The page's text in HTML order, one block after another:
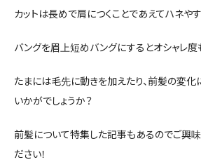
カットは長めで肩につくことであえてハネやす
バングを眉上短めバングにするとオシャレ度
たまには毛先に動きを加えたり、前髪の変化
いかがでしょうか？
前髪について特集した記事もあるのでご興
ださい！